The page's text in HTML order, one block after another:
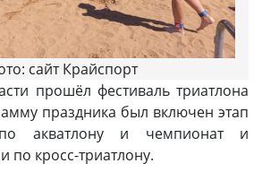
сайт Крайспорт
прошёл фестиваль триатлона
праздника был включен этап
акватлону и чемпионат и
по кросс-триатлону.